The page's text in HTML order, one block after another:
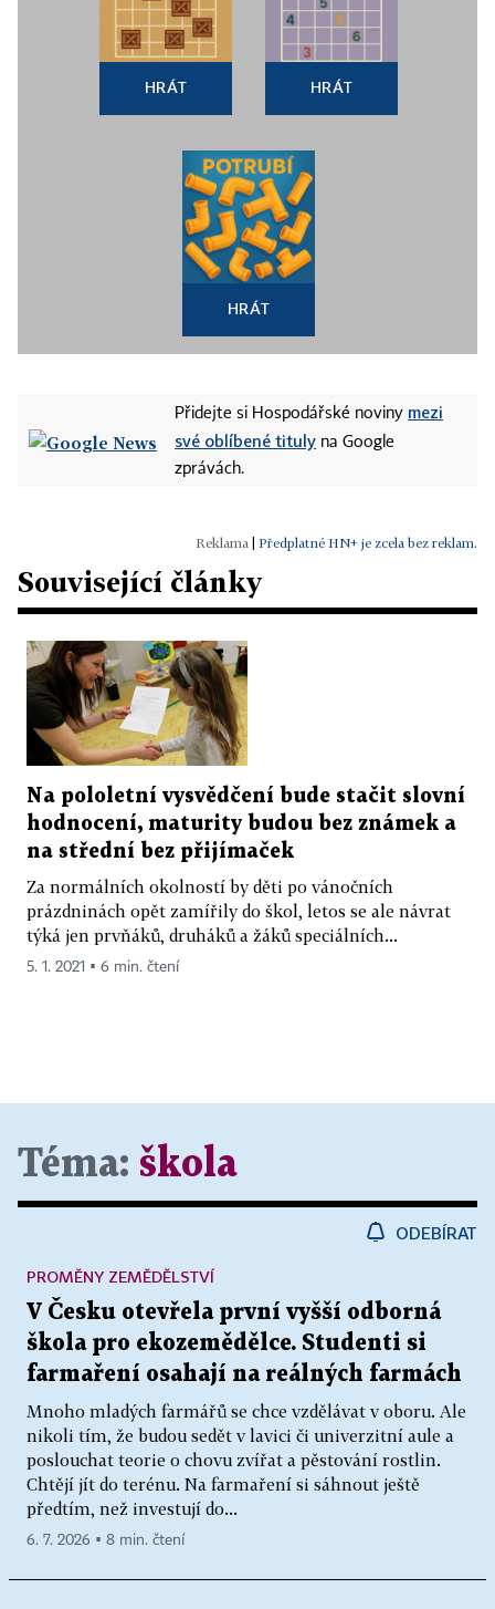
HRÁT HRÁT
HRÁT
Přidejte si Hospodářské noviny mezi
své oblíbené tituly na Google
zprávách.
Předplatné HN+ je zcela bez reklam.
Související články
Na pololetní vysvědčení bude stačit slovní
hodnocení, maturity budou bez známek a
na střední bez přijímaček
Za normálních okolností by děti po vánočních
prázdninách opět zamířily do škol, letos se ale návrat
týká jen prvňáků, druháků a žáků speciálních...
5. 1. 2021 ▪ 6 min. čtení
Téma: škola
ODEBÍRAT
V Česku otevřela první vyšší odborná
škola pro ekozemědělce. Studenti si
farmaření osahají na reálných farmách
Mnoho mladých farmářů se chce vzdělávat v oboru. Ale
nikoli tím, že budou sedět v lavici či univerzitní aule a
poslouchat teorie o chovu zvířat a pěstování rostlin.
Chtějí jít do terénu. Na farmaření si sáhnout ještě
předtím, než investují do...
PROMĚNY ZEMĚDĚLSTVÍ
6. 7. 2026 ▪ 8 min. čtení